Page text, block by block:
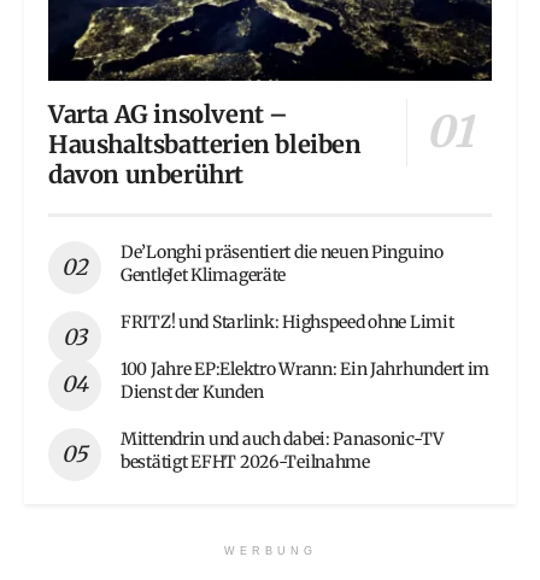
Varta AG insolvent –
Haushaltsbatterien bleiben
davon unberührt
De’Longhi präsentiert die neuen Pinguino
GentleJet Klimageräte
FRITZ! und Starlink: Highspeed ohne Limit
100 Jahre EP:Elektro Wrann: Ein Jahrhundert im
Dienst der Kunden
Mittendrin und auch dabei: Panasonic-TV
bestätigt EFHT 2026-Teilnahme
WERBUNG